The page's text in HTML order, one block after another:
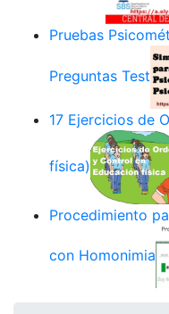
Pruebas
Preguntas Test
17 Ejercicios de
física)
Procedimiento
con Homonimia